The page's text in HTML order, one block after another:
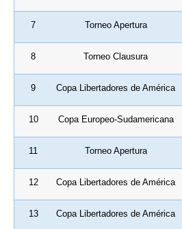
7 Torneo Apertura
8 Torneo Clausura
9 Copa Libertadores de América
10 Copa Europeo-Sudamericana
11 Torneo Apertura
12 Copa Libertadores de América
13 Copa Libertadores de América